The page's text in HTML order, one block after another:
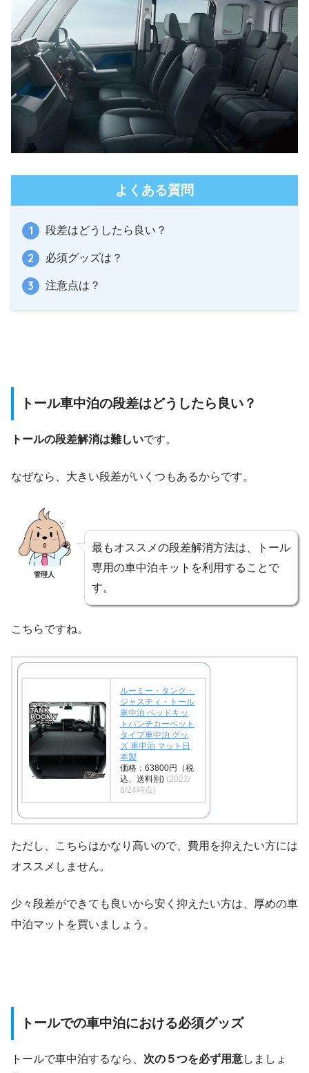
よくある質問
段差はどうしたら良い？
必須グッズは？
注意点は？
トール車中泊の段差はどうしたら良い？
トールの段差解消は難しいです。
なぜなら、大きい段差がいくつもあるからです。
管理人
最もオススメの段差解消方法は、トール
専用の車中泊キットを利用することで
す。
こちらですね。
ルーミー・タンク・
ジャスティ・トール
車中泊 ベッドキッ
トパンチカーペット
タイプ車中泊 グッ
ズ 車中泊 マット日
本製
価格：63800円（税
込、送料別) (2022/
8/24時点)
ただし、こちらはかなり高いので、費用を抑えたい方には
オススメしません。
少々段差ができても良いから安く抑えたい方は、厚めの車
中泊マットを買いましょう。
トールでの車中泊における必須グッズ
トールで車中泊するなら、 次の５つを必ず用意しましょ